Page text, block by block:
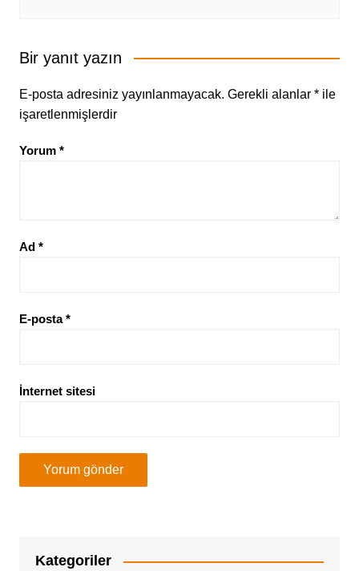
Bir yanıt yazın
E-posta adresiniz yayınlanmayacak. Gerekli alanlar *ile
işaretlenmişlerdir
Yorum *
Ad *
E-posta*
İnternet sitesi
Kategoriler